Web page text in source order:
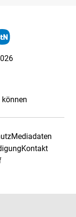
Mediadaten
Kontakt